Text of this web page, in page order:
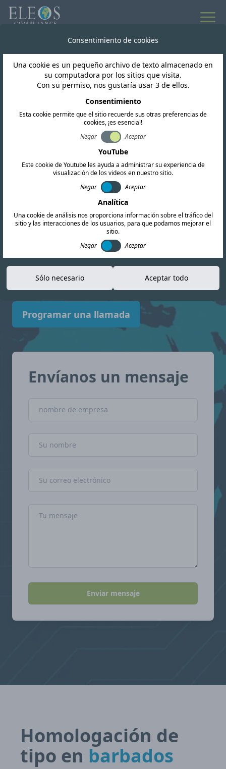
barbados
Ofrecemos servicios completos de
certificación de RF, EMC y seguridad. Nuestro
equipo también realiza investigaciones
regulatorias exhaustivas y proporciona
información actualizada para ayudarle a
navegar el panorama del cumplimiento
normativo. barbados con confianza.
Programar una llamada
Envíanos un mensaje
Enviar mensaje
Homologación de
tipo en barbados
Consentimiento de cookies
Una cookie es un pequeño archivo de texto almacenado en
su computadora por los sitios que visita.
Con su permiso, nos gustaría usar 3 de ellos.
Consentimiento
Esta cookie permite que el sitio recuerde sus otras preferencias de
cookies, ¡es esencial!
Negar
Aceptar
YouTube
Este cookie de Youtube les ayuda a administrar su experiencia de
visualización de los videos en nuestro sitio.
Negar
Aceptar
Analítica
Una cookie de análisis nos proporciona información sobre el tráfico del
sitio y las interacciones de los usuarios, para que podamos mejorar el
sitio.
Negar
Aceptar
Sólo necesario Aceptar todo